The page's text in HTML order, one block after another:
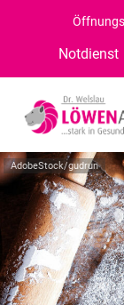
Notdienst
AdobeStock/gudrun